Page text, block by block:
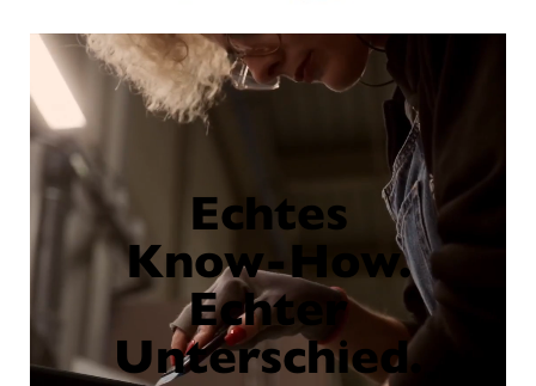
Echtes
Know-How.
Echter
Unterschied.